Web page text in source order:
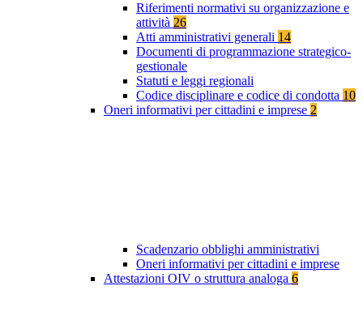
Riferimenti normativi su organizzazione e
attività 26
Atti amministrativi generali 14
Documenti di programmazione strategico-
gestionale
Statuti e leggi regionali
Codice disciplinare e codice di condotta 10
Oneri informativi per cittadini e imprese 2
Scadenzario obblighi amministrativi
Oneri informativi per cittadini e imprese
Attestazioni OIV o struttura analoga 6